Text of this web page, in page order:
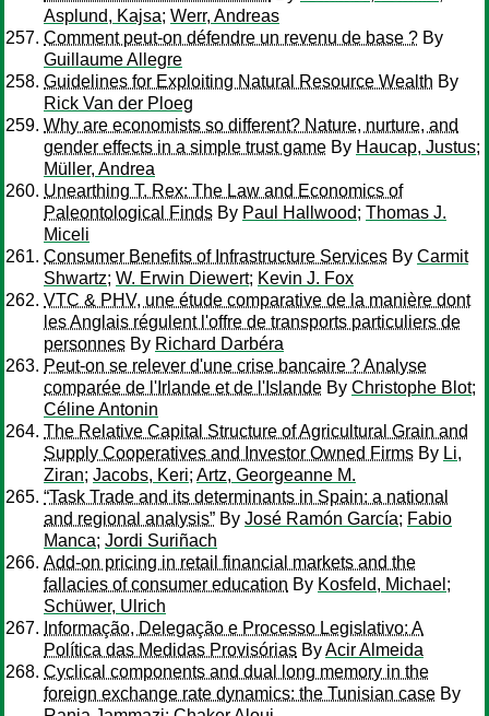
Asplund, Kajsa; Werr, Andreas
Comment peut-on défendre un revenu de base ? By
Guillaume Allegre
Guidelines for Exploiting Natural Resource Wealth By
Rick Van der Ploeg
Why are economists so different? Nature, nurture, and
gender effects in a simple trust game By Haucap, Justus;
Müller, Andrea
Unearthing T. Rex: The Law and Economics of
Paleontological Finds By Paul Hallwood; Thomas J.
Miceli
Consumer Benefits of Infrastructure Services By Carmit
Shwartz; W. Erwin Diewert; Kevin J. Fox
VTC & PHV, une étude comparative de la manière dont
les Anglais régulent l'offre de transports particuliers de
personnes By Richard Darbéra
Peut-on se relever d'une crise bancaire ? Analyse
comparée de l'Irlande et de l'Islande By Christophe Blot;
Céline Antonin
The Relative Capital Structure of Agricultural Grain and
Supply Cooperatives and Investor Owned Firms By Li,
Ziran; Jacobs, Keri; Artz, Georgeanne M.
“Task Trade and its determinants in Spain: a national
and regional analysis” By José Ramón García; Fabio
Manca; Jordi Suriñach
Add-on pricing in retail financial markets and the
fallacies of consumer education By Kosfeld, Michael ;
Schüwer, Ulrich
Informação, Delegação e Processo Legislativo: A
Política das Medidas Provisórias ByAcir Almeida
Cyclical components and dual long memory in the
foreign exchange rate dynamics: the Tunisian case By